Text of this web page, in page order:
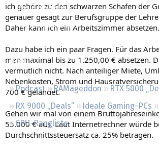
Neue Beiträge
Neueste Aktivitäten
Regeln
Podcast RAMageddon
RTX 5000
RX 9000 „Deals“
Ideale Gaming-PCs
CPU-Rangliste
ich gehöre zu den schwarzen Schafen der
genauer gesagt zur Berufsgruppe der
Daher kann ich ein Arbeitszimmer absetzen.
Dazu habe ich ein paar Fragen. Für das
man maximal bis zu 1.250,00 € absetzen.
vermutlich nicht. Nach anteiliger Miete,
Nebenkosten, Strom und
700 € gelandet.
Gehen wir mal von einem
55.000 € aus. Laut Internetrechner würde
Durchschnittssteuersatz ca. 25% betragen.